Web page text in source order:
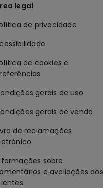
legal
de privacidade
de cookies e
gerais de uso
gerais de venda
de reclamações
sobre
e avaliações dos